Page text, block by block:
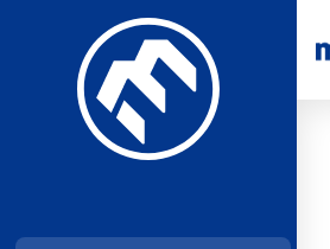
Les compétitions Calendrier de compétitions